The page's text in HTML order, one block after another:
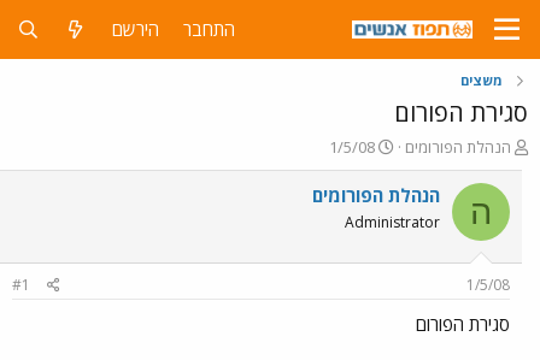
התחבר הירשם
משצים
סגירת הפורום
פ
ו
ת
ח
ה
ש
א
הנהלת הפורומים
פ
ו
ר
ם
1/5/08
ה הנהלת הפורומים
Administrator
1/5/08
#1
סגירת הפורום